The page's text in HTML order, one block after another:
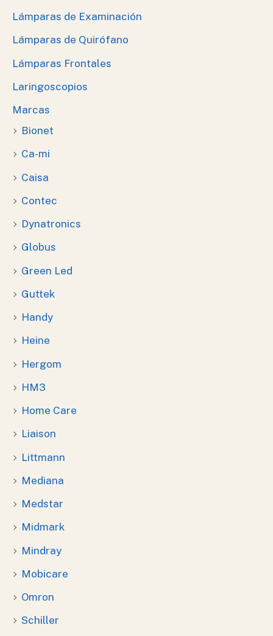
Lámparas de Examinación
Lámparas de Quirófano
Lámparas Frontales
Laringoscopios
Marcas
Bionet
Ca-mi
Caisa
Contec
Dynatronics
Globus
Green Led
Guttek
Handy
Heine
Hergom
HM3
Home Care
Liaison
Littmann
Mediana
Medstar
Midmark
Mindray
Mobicare
Omron
Schiller